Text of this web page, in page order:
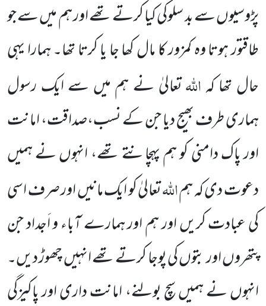
پڑوسیوں سے بد سلوکی کیا کرتے تھے اور ہم میں سے جو
طاقتور ہوتا وہ کمزور کا مال کھا جا یا کرتا تھا۔ ہمارا یہی
حال تھا کہاللہتعالیٰ نے ہم میں سے ایک رسول
ہماری طرف بھیج دیا جن کے نسب،صداقت، امانت
اور پاک دامنی کو ہم پہچانتے تھے، انہوں نے ہمیں
دعوت دی کہ ہماللہتعالیٰ کو ایک مانیں اور صرف اسی
کی عبادت کریں اور ہم اور ہمارے آباء و اَجداد جن
پتھروں اور بتوں کی پوجا کرتے تھے انہیں چھوڑ دیں۔
انہوں نے ہمیں سچ بولنے، امانت داری اور پاکیزگی